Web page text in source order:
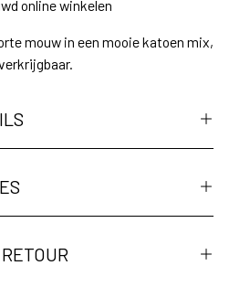
online winkelen
mouw in een mooie katoen mix,